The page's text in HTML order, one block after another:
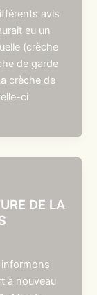
avis
eu un
(crèche
de garde
crèche de
ci
DE LA
à nouveau